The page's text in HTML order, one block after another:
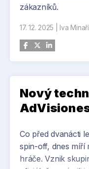
zákazníků.
17. 12. 2025 Iva
Nový
Co před dvanácti
spin-off, dnes míří
hráče. Vznik